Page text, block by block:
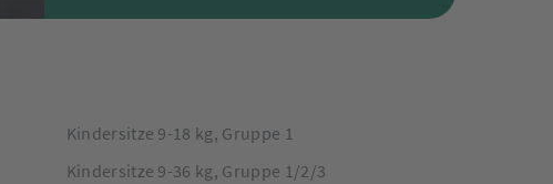
Kindersitze 9-18 kg, Gruppe 1
Kindersitze 9-36 kg, Gruppe 1/2/3